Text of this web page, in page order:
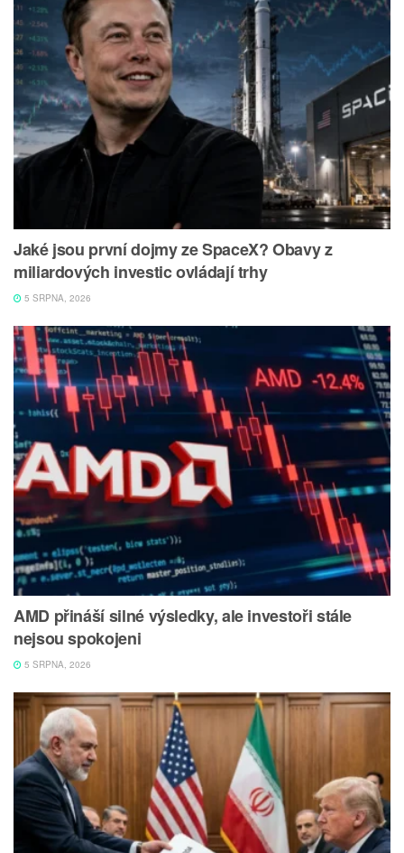
Jaké jsou první dojmy ze SpaceX? Obavy z
miliardových investic ovládají trhy
5 SRPNA, 2026
AMD přináší silné výsledky, ale investoři stále
nejsou spokojeni
5 SRPNA, 2026